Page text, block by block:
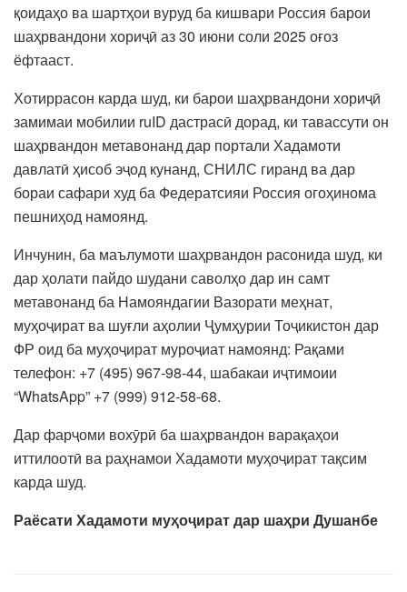
қоидаҳо ва шартҳои вуруд ба кишвари Россия барои
шаҳрвандони хориҷӣ аз 30 июни соли 2025 оғоз
ёфтааст.
Хотиррасон карда шуд, ки барои шаҳрвандони хориҷӣ
замимаи мобилии ruID дастрасӣ дорад, ки тавассути он
шаҳрвандон метавонанд дар портали Хадамоти
давлатӣ ҳисоб эҷод кунанд, СНИЛС гиранд ва дар
бораи сафари худ ба Федератсияи Россия огоҳинома
пешниҳод намоянд.
Инчунин, ба маълумоти шаҳрвандон расонида шуд, ки
дар ҳолати пайдо шудани саволҳо дар ин самт
метавонанд ба Намояндагии Вазорати меҳнат,
муҳоҷират ва шуғли аҳолии Ҷумҳурии Тоҷикистон дар
ФР оид ба муҳоҷират муроҷиат намоянд: Рақами
телефон: +7 (495) 967-98-44, шабакаи иҷтимоии
“WhatsApp” +7 (999) 912-58-68.
Дар фарҷоми вохӯрӣ ба шаҳрвандон варақаҳои
иттилоотӣ ва раҳнамои Хадамоти муҳоҷират тақсим
карда шуд.
Раёсати Хадамоти муҳоҷират дар шаҳри Душанбе